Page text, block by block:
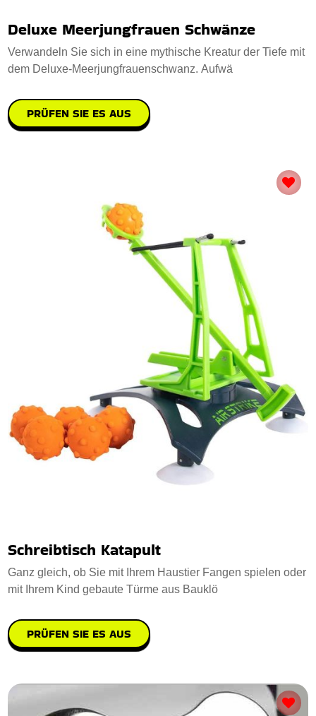
Deluxe Meerjungfrauen Schwänze
Verwandeln Sie sich in eine mythische Kreatur der Tiefe mit
dem Deluxe-Meerjungfrauenschwanz. Aufwä
PRÜFEN SIE ES AUS
Schreibtisch Katapult
Ganz gleich, ob Sie mit Ihrem Haustier Fangen spielen oder
mit Ihrem Kind gebaute Türme aus Bauklö
PRÜFEN SIE ES AUS